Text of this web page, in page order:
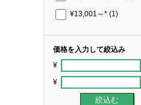
¥13,001～* (1)
価格を入力して絞込み
¥
¥